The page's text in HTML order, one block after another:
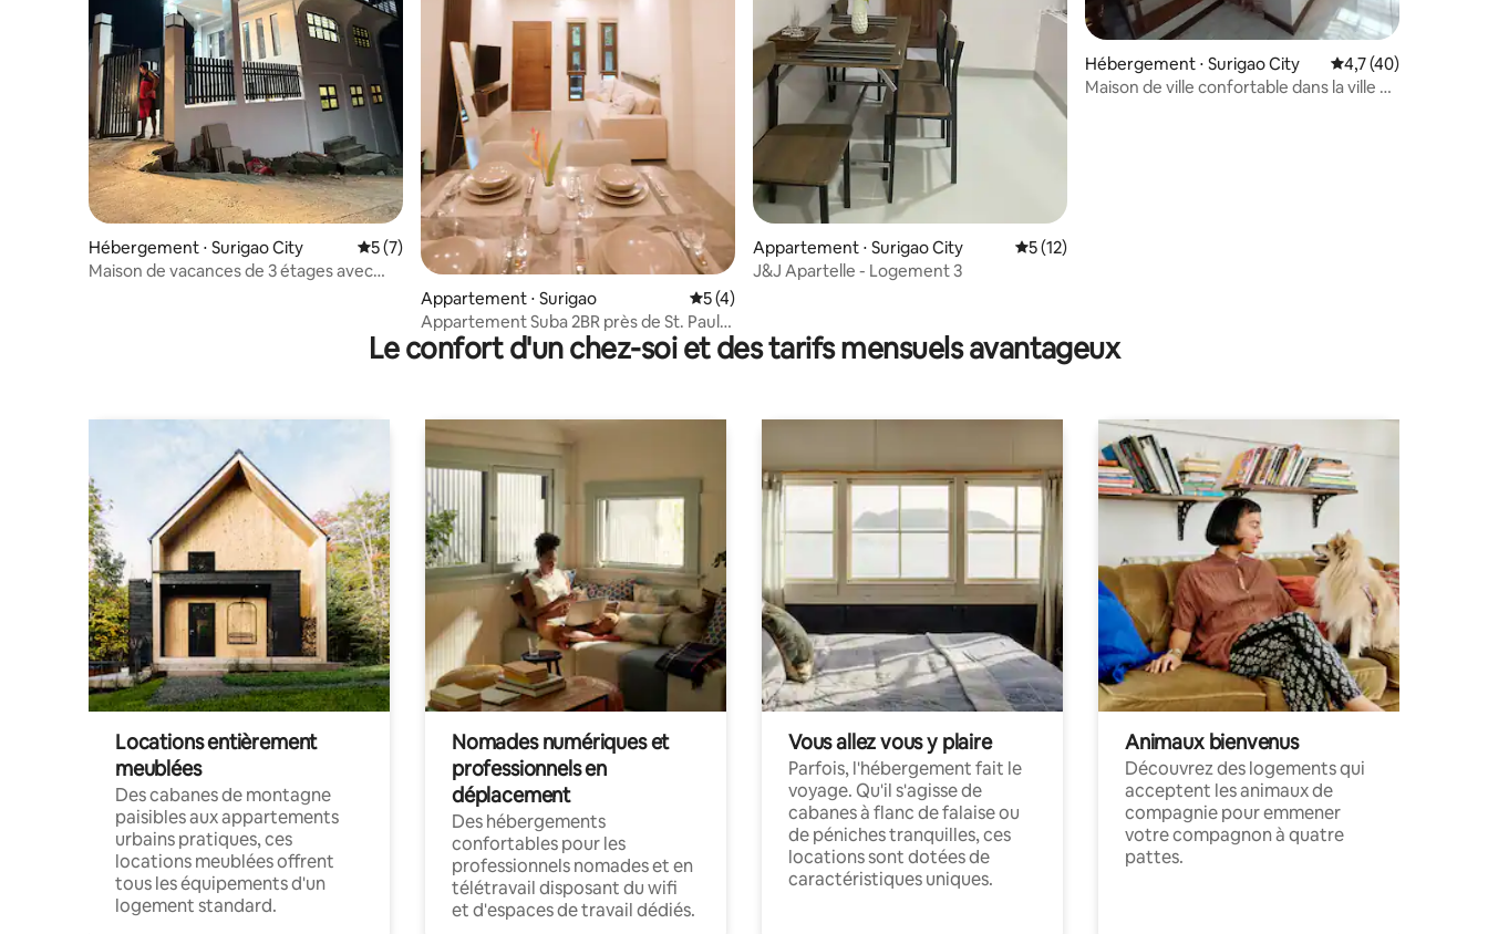
Hébergement ⋅ Surigao City Évaluation moyenne sur la base de 7 commentaires : 5 sur 5
5 (7)
Maison de vacances de 3 étages avec
Appartement ⋅ Surigao Évaluation moyenne sur la base de 4 commentaires : 5 sur 5
5 (4)
Appartement Suba 2BR près de St. Paul,
du terminal et de l'aéroport
Appartement ⋅ Surigao City Évaluation moyenne sur la base de 12 commentaires : 5 sur 5
5 (12)
J&J Apartelle - Logement 3
Hébergement ⋅ Surigao City Évaluation
4,7 (40)
Maison de ville confortable dans la ville de
Le confort d'un chez-soi et des tarifs mensuels avantageux
Locations entièrement
meublées
Des cabanes de montagne
paisibles aux appartements
urbains pratiques, ces
locations meublées offrent
tous les équipements d'un
logement standard.
Nomades numériques et
professionnels en
déplacement
Des hébergements
confortables pour les
professionnels nomades et en
télétravail disposant du wifi
et d'espaces de travail dédiés.
Vous allez vous y plaire
Parfois, l'hébergement fait le
voyage. Qu'il s'agisse de
cabanes à flanc de falaise ou
de péniches tranquilles, ces
locations sont dotées de
caractéristiques uniques.
Animaux bienvenus
Découvrez des logements qui
acceptent les animaux de
compagnie pour emmener
votre compagnon à quatre
pattes.